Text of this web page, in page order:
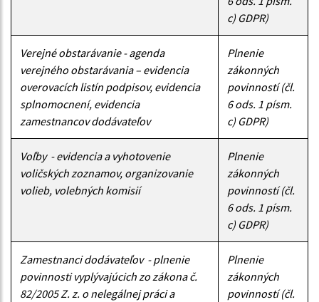
c) GDPR)
Verejné obstarávanie - agenda
verejného obstarávania – evidencia
overovacích listín podpisov, evidencia
splnomocnení, evidencia
zamestnancov dodávateľov
Plnenie
zákonných
povinností (čl.
6 ods. 1 písm.
c) GDPR)
Voľby - evidencia a vyhotovenie
voličských zoznamov, organizovanie
volieb, volebných komisií
Plnenie
zákonných
povinností (čl.
6 ods. 1 písm.
c) GDPR)
Zamestnanci dodávateľov - plnenie
povinnosti vyplývajúcich zo zákona č.
82/2005 Z. z. o nelegálnej práci a
Plnenie
zákonných
povinností (čl.